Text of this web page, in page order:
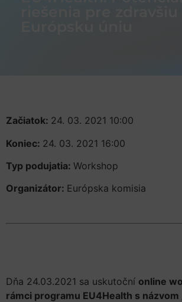
Začiatok: 24. 03. 2021 10:00
Koniec: 24. 03. 2021 16:00
Typ podujatia: Workshop
Organizátor: Európska komisia
Dňa 24.03.2021 sa uskutoční online
rámci programu EU4Health s názvom